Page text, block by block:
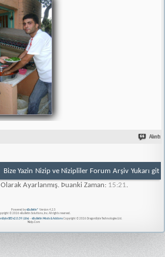
Alıntı
Bize Yazin Nizip ve Nizipliler Forum Arşiv Yukarı git
Ayarlanmış. Þuanki Zaman: 15:21.
Powered by vBulletin® Version 4.2.5
© 2026 vBulletin Solutions, Inc. All rights reserved.
SEO v2.0.39 (Lite)- vBulletin Mods & AddonsCopyright © 2026 DragonByte Technologies Ltd.
Nizip.Com